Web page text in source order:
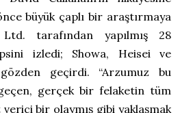
büyük çaplı bir araştırmaya
tarafından yapılmış 28
izledi; Showa, Heisei ve
geçirdi. “Arzumuz bu
gerçek bir felaketin tüm
verici bir olaymış gibi yaklaşmak